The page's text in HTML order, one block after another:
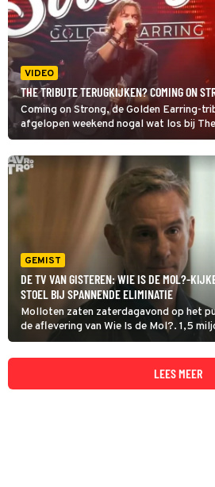
VIDEO
THE TRIBUTE TERUGKIJKEN? COMING ON
Coming on Strong, de Golden Earring-
afgelopen weekend nogal wat los bij
Zuiderwijk. Die verafschuwde het
mocht echter wel door naar de
om hun vertolking van Twilight Zone
GEMIST
DE TV VAN GISTEREN: WIE IS DE MOL?-
STOEL BIJ SPANNENDE ELIMINATIE
Molloten zaten zaterdagavond op het
de aflevering van Wie Is de Mol?. 1,5
een megaspannende eliminatie zich
LEES MEER